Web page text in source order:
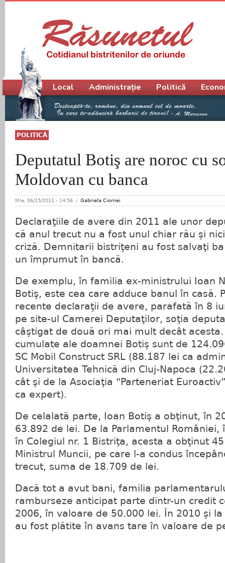
POLITICĂ
Deputatul Botiş are noroc cu
Moldovan cu banca
Mie, 06/15/2011 - 14:56 Gabriela Ciornei
Declaraţiile de avere din 2011 ale unor
că anul trecut nu a fost unul chiar rău şi
criză. Demnitarii bistriţeni au fost salvaţi
un împrumut în bancă.
De exemplu, în familia ex-ministrului Ioan
Botiş, este cea care adduce banul în casă.
recente declaraţii de avere, parafată în 8
pe site-ul Camerei Deputaţilor, soţia
câştigat de două ori mai mult decât
cumulate ale doamnei Botiş sunt de
SC Mobil Construct SRL (88.187 lei ca
Universitatea Tehnică din Cluj-Napoca
cât şi de la Asociaţia “Parteneriat
ca expert).
De celalată parte, Ioan Botiş a obţinut, în
63.892 de lei. De la Parlamentul
în Colegiul nr. 1 Bistriţa, acesta a obţinut
Ministrul Muncii, pe care l-a condus
trecut, suma de 18.709 de lei.
Dacă tot a avut bani, familia
ramburseze anticipat parte dintr-un credit
2006, în valoare de 50.000 lei. În 2010 şi
au fost plătite în avans tare în valoare de
Meniu principal
Local Administrație Politică